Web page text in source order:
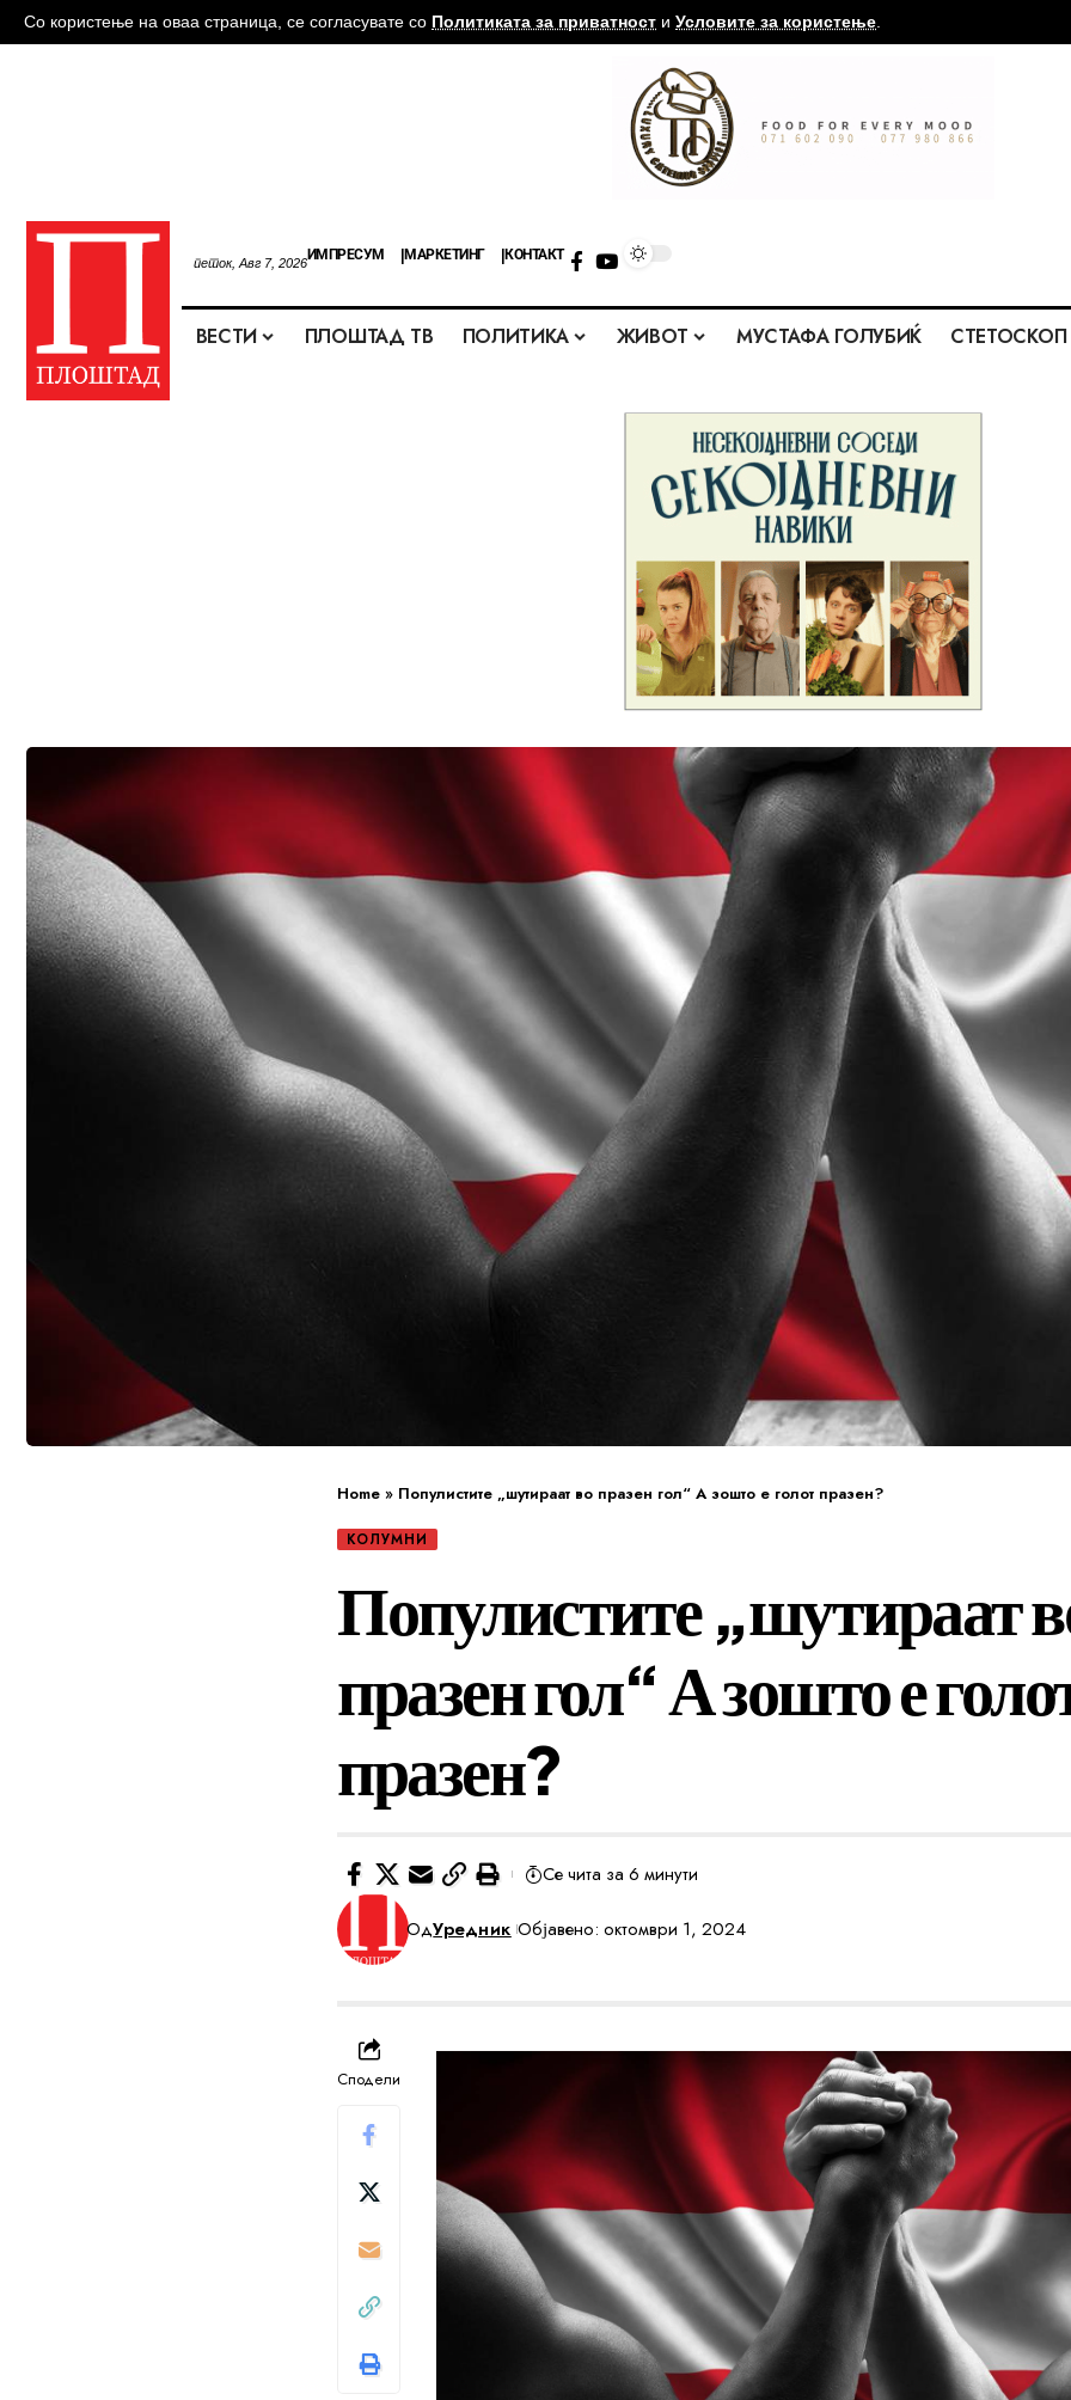
Со користење на оваа страница, се согласувате со Политиката за приватност и Условите за користење.
петок, Авг 7, 2026ИМПРЕСУМ МАРКЕТИНГ КОНТАКТ
ВЕСТИ ПЛОШТАД ТВ ПОЛИТИКА ЖИВОТ МУСТАФА ГОЛУБИЌ СТЕТОСКОП
Home » Популистите „шутираат во празен гол“ А зошто е голот празен?
КОЛУМНИ
Популистите „шутираат
празен гол“ А зошто е
празен?
ОдУредник Објавено: октомври 1, 2024
Се чита за 6 минути
Сподели